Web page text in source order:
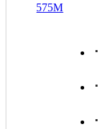
575M